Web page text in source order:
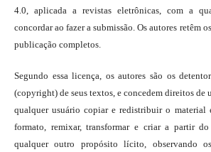
4.0, aplicada a revistas eletrônicas, com a
concordar ao fazer a submissão. Os autores retêm
publicação completos.
Segundo essa licença, os autores são os
(copyright) de seus textos, e concedem direitos de
qualquer usuário copiar e redistribuir o material
formato, remixar, transformar e criar a partir
qualquer outro propósito lícito, observando